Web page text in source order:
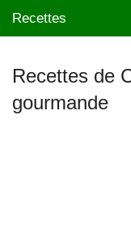
Recettes
Mes blogs préférés
Recettes de
gourmande